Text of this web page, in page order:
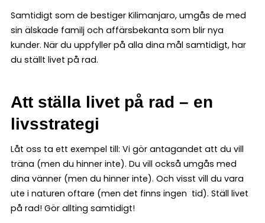
Samtidigt som de bestiger Kilimanjaro, umgås de med
sin älskade familj och affärsbekanta som blir nya
kunder. När du uppfyller på alla dina mål samtidigt, har
du ställt livet på rad.
Att ställa livet på rad – en
livsstrategi
Låt oss ta ett exempel till: Vi gör antagandet att du vill
träna (men du hinner inte). Du vill också umgås med
dina vänner (men du hinner inte). Och visst vill du vara
ute i naturen oftare (men det finns ingen tid). Ställ livet
på rad! Gör allting samtidigt!